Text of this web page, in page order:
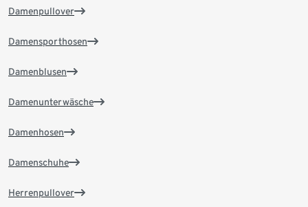
Damenpullover
Damensporthosen
Damenblusen
Damenunterwäsche
Damenhosen
Damenschuhe
Herrenpullover